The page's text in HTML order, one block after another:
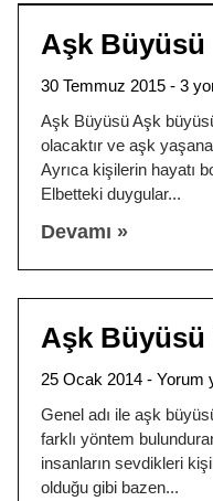
Aşk Büyüsü
30 Temmuz 2015
3
Aşk Büyüsü Aşk
olacaktır ve aşk
Ayrıca kişilerin hayatı
Elbetteki duygular
Devamı »
Aşk Büyüsü
25 Ocak 2014
Yorum
Genel adı ile aşk
farklı yöntem
insanların sevdikleri
olduğu gibi bazen